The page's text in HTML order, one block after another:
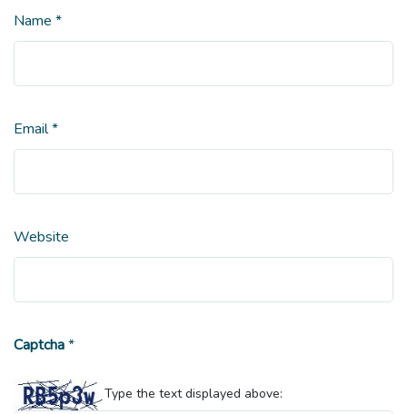
Name *
Email*
Website
Captcha*
Type the text displayed above: